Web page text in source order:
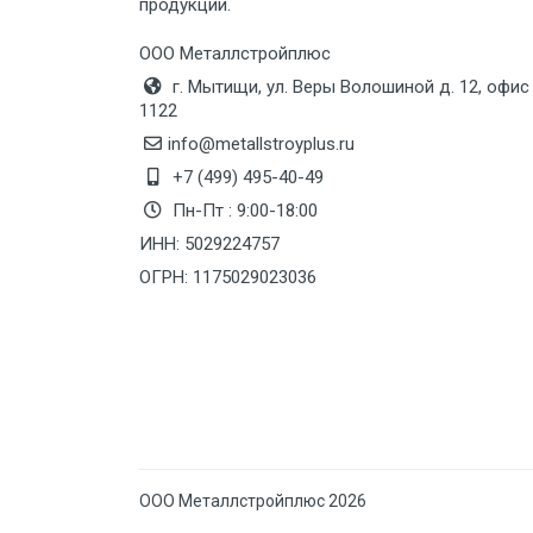
Груз до 12 м, вес до 20 тн
Манипулятор до 6 м, вес до 5 тн
Манипулятор до 6 м, вес до 8 тн
продукции.
ООО Металлстройплюс
г. Мытищи, ул. Веры Волошиной д. 12, офис
1122
info@metallstroyplus.ru
+7 (499) 495-40-49
Пн-Пт : 9:00-18:00
ИНН: 5029224757
ОГРН: 1175029023036
ООО Металлстройплюс 2026